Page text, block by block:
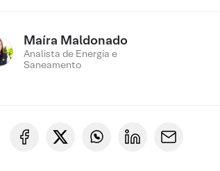
Maíra Maldonado
Analista de Energia e
Saneamento